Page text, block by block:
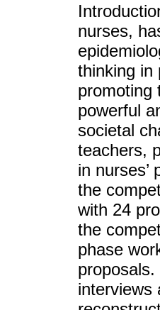
nurses,
thinking in
promoting
powerful
societal
teachers,
in nurses’
the
with 24
the
phase
interviews